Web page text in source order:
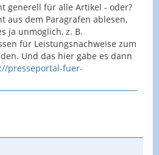
generell für alle Artikel - oder?
aus dem Paragrafen ablesen,
ja unmöglich, z. B.
für Leistungsnachweise zum
Und das hier gäbe es dann
presseportal-fuer-